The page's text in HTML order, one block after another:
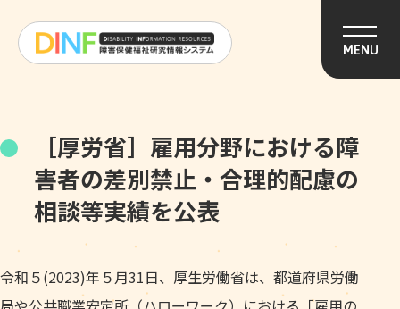
MENU
［厚労省］雇用分野における障
害者の差別禁止・合理的配慮の
相談等実績を公表
令和５(2023)年５月31日、厚生労働省は、都道府県労働